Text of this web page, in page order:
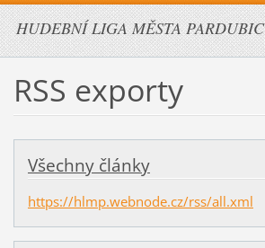
HUDEBNÍ LIGA MĚSTA PARDUBIC
RSS exporty
Všechny články
https://hlmp.webnode.cz/rss/all.xml